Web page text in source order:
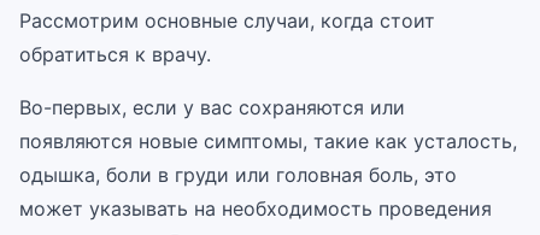
Рассмотрим основные случаи, когда стоит
обратиться к врачу.
Во-первых, если у вас сохраняются или
появляются новые симптомы, такие как усталость,
одышка, боли в груди или головная боль, это
может указывать на необходимость проведения